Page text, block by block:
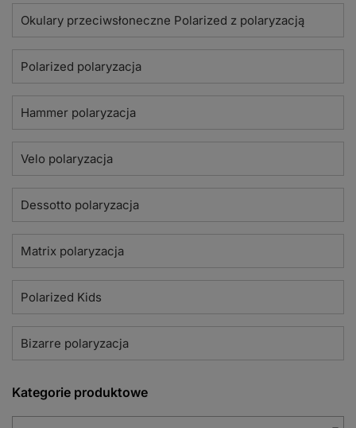
Okulary przeciwsłoneczne Polarized z polaryzacją
Polarized polaryzacja
Hammer polaryzacja
Velo polaryzacja
Dessotto polaryzacja
Matrix polaryzacja
Polarized Kids
Bizarre polaryzacja
Kategorie produktowe